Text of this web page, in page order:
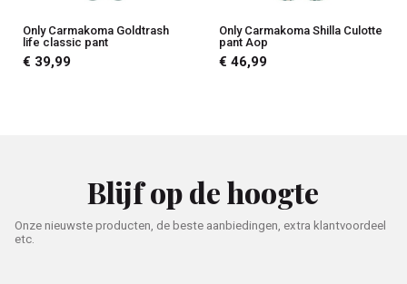
Only Carmakoma Goldtrash
life classic pant
€ 39,99
Only Carmakoma Shilla Culotte
pant Aop
€ 46,99
Blijf op de hoogte
Onze nieuwste producten, de beste aanbiedingen, extra klantvoordeel
etc.